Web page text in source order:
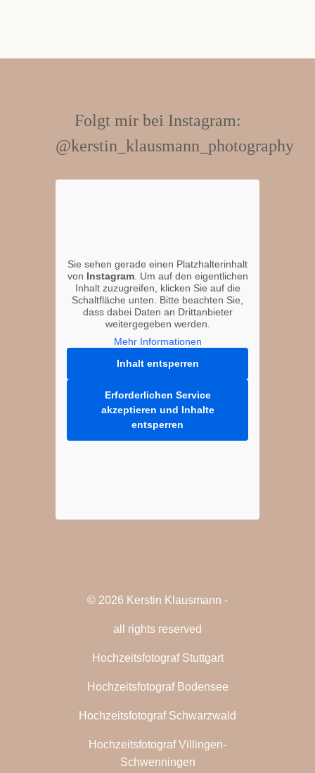
Folgt mir bei Instagram:
@kerstin_klausmann_photography
Sie sehen gerade einen Platzhalterinhalt
von Instagram. Um auf den eigentlichen
Inhalt zuzugreifen, klicken Sie auf die
Schaltfläche unten. Bitte beachten Sie,
dass dabei Daten an Drittanbieter
weitergegeben werden.
Mehr Informationen
Inhalt entsperren
Erforderlichen Service
akzeptieren und Inhalte
entsperren
© 2026 Kerstin Klausmann -
all rights reserved
Hochzeitsfotograf Stuttgart
Hochzeitsfotograf Bodensee
Hochzeitsfotograf Schwarzwald
Hochzeitsfotograf Villingen-
Schwenningen